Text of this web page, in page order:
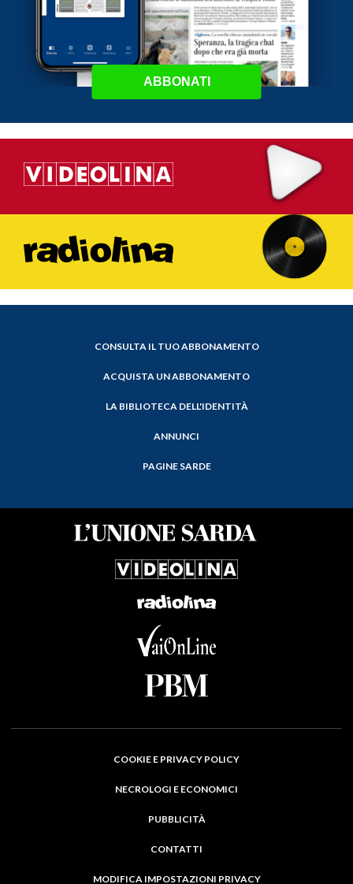
ABBONATI
CONSULTA IL TUO ABBONAMENTO
ACQUISTA UN ABBONAMENTO
LA BIBLIOTECA DELL'IDENTITÀ
ANNUNCI
PAGINE SARDE
COOKIE E PRIVACY POLICY
NECROLOGI E ECONOMICI
PUBBLICITÀ
CONTATTI
MODIFICA IMPOSTAZIONI PRIVACY